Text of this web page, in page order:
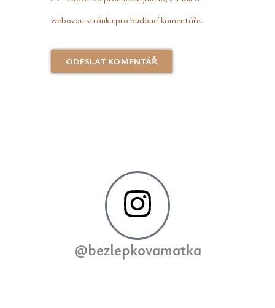
webovou stránku pro budoucí komentáře.
@bezlepkovamatka